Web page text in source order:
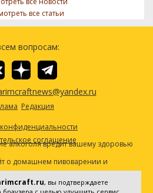
все статьи
вопросам:
Редакция
соглашение
алкоголя вредит вашему здоровью
о домашнем пивоварении и
Зарегистрировано в
, вы подтверждаете